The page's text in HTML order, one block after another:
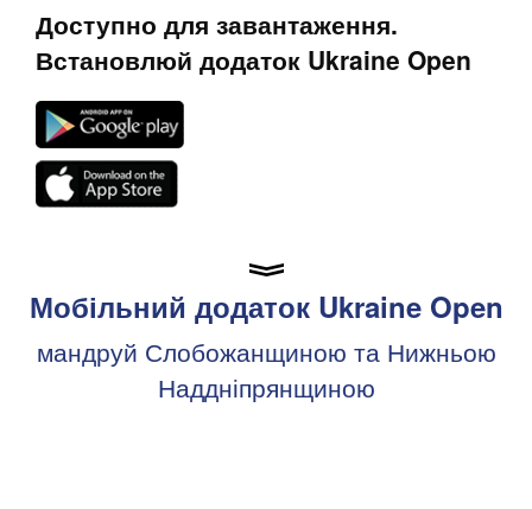
Доступно для завантаження.
Встановлюй додаток Ukraine Open
Мобільний додаток Ukraine Open
мандруй Слобожанщиною та Нижньою
Наддніпрянщиною